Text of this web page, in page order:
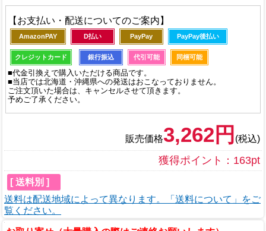
【お支払い・配送についてのご案内】
AmazonPAY D払い PayPay PayPay後払い
クレジットカード 銀行振込 代引可能 同梱可能
■代金引換えで購入いただける商品です。
■当店では北海道・沖縄県への発送はおこなっておりません。
ご注文頂いた場合は、キャンセルさせて頂きます。
予めご了承ください。
販売価格3,262円 (税込)
獲得ポイント：163pt
[ 送料別 ]
送料は配送地域によって異なります。「送料について」をご
覧ください。